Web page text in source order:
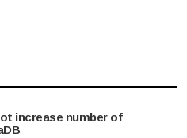
increase number of